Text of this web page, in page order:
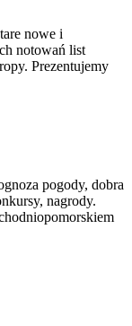
nowe i
notowań list
Prezentujemy
pogody, dobra
nagrody.